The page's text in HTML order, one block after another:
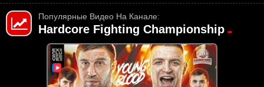
Популярные Видео На Канале:
Hardcore Fighting Championship